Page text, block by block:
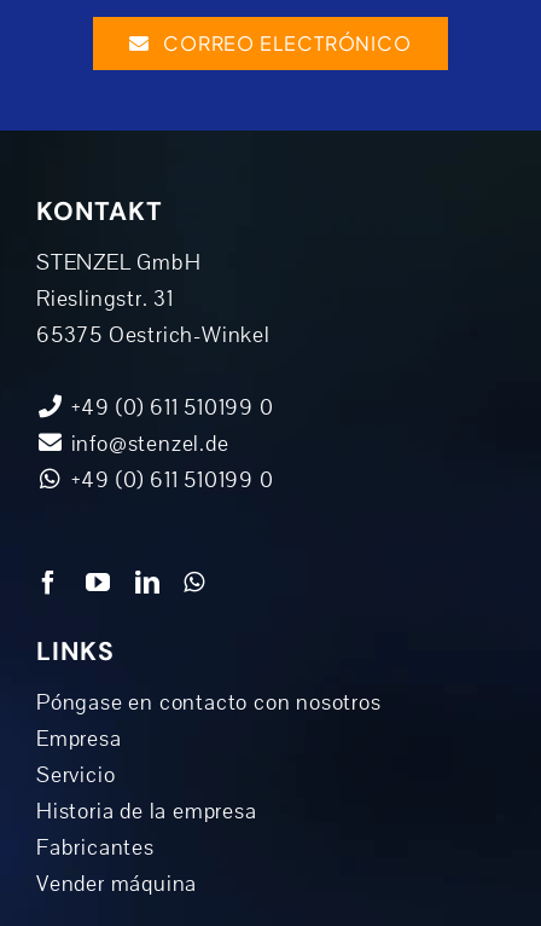
CORREO ELECTRÓNICO
KONTAKT
STENZEL GmbH
Rieslingstr. 31
65375 Oestrich-Winkel
+49 (0) 611 510199 0
info@stenzel.de
+49 (0) 611 510199 0
LINKS
Póngase en contacto con nosotros
Empresa
Servicio
Historia de la empresa
Fabricantes
Vender máquina